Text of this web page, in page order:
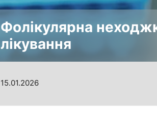
Фолікулярна
лікування
15.01.2026